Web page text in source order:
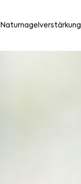
Naturnagelverstärkung